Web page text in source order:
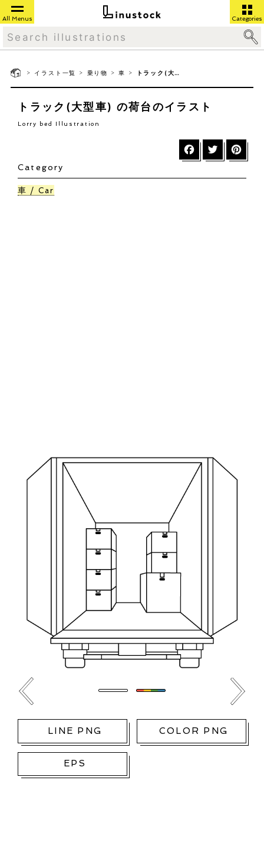
All Menus Categories
> イラスト一覧 > 乗り物 >車 > トラック(大型車) の荷台
トラック(大型車) の荷台のイラスト
Lorry bed Illustration
Category
車 Car
LINE PNG COLOR PNG
EPS